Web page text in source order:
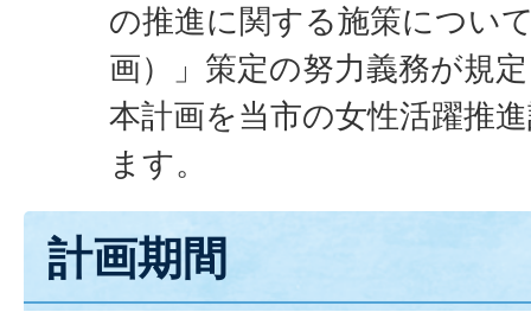
の推進に関する施策につい
画）」策定の努力義務が規
本計画を当市の女性活躍推
ます。
計画期間